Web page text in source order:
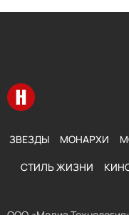
Перейти на главную
ЗВЕЗДЫ МОНАРХИ
СТИЛЬ ЖИЗНИ